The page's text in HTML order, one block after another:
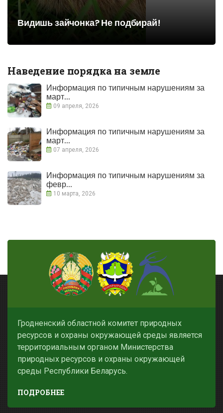
Видишь зайчонка? Не подбирай!
Наведение порядка на земле
Информация по типичным нарушениям за
март...
09 апреля, 2026
Информация по типичным нарушениям за
март...
07 апреля, 2026
Информация по типичным нарушениям за
февр...
10 марта, 2026
Гродненский областной комитет природных
ресурсов и охраны окружающей среды является
территориальным органом Министерства
природных ресурсов и охраны окружающей
среды Республики Беларусь.
ПОДРОБНЕЕ